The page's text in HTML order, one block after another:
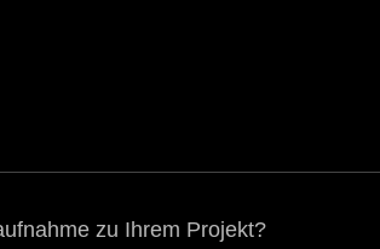
zu Ihrem Projekt?